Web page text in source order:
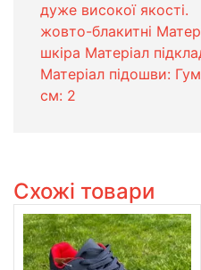
дуже високої якості.
жовто-блакитні
шкіра Матеріал
Матеріал підошви:
см: 2
Схожі товари